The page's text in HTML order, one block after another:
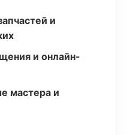
и
и онлайн-
мастера и